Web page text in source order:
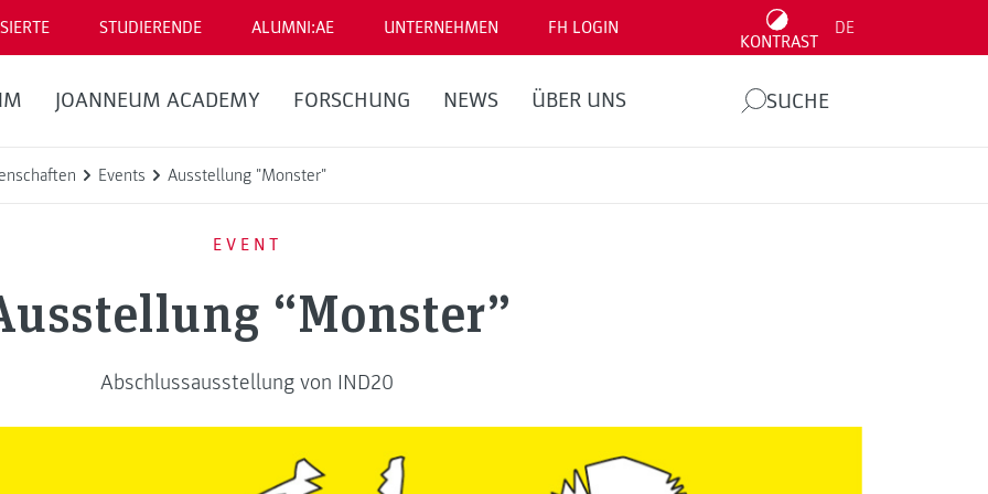
STUDIERENDE ALUMNI:AE UNTERNEHMEN FH LOGIN
KONTRAST
DE
JOANNEUM ACADEMY FORSCHUNG NEWS ÜBER UNS SUCHE
Events Ausstellung "Monster"
EVENT
“Monster”
Abschlussausstellung von IND20